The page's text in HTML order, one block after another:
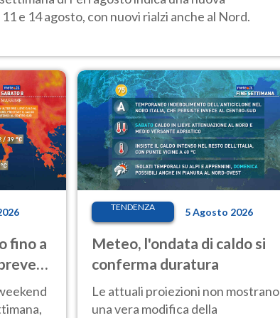
e 14 agosto, con nuovi rialzi anche al Nord.
fino a
TENDENZA 5 Agosto 2026
Meteo, l'ondata di caldo si
conferma duratura
Le attuali proiezioni non mostrano
una vera modifica della